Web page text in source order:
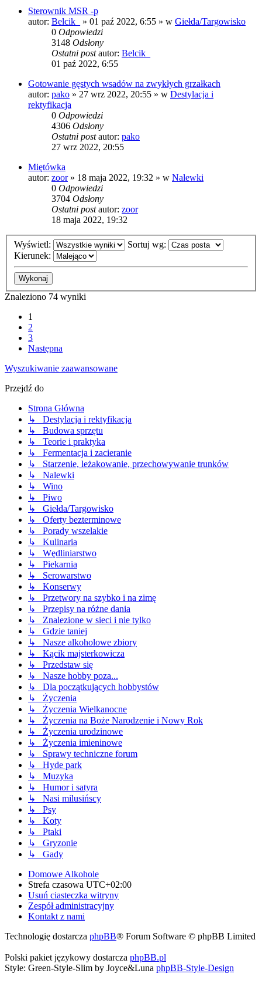
Sterownik MSR -p
autor: Belcik_ » 01 paź 2022, 6:55 » w Giełda/Targowisko
0 Odpowiedzi
3148 Odsłony
Ostatni postautor: Belcik_
01 paź 2022, 6:55
Gotowanie gęstych wsadów na zwykłych grzałkach
autor: pako » 27 wrz 2022, 20:55 » w Destylacja i
rektyfikacja
0 Odpowiedzi
4306 Odsłony
Ostatni postautor: pako
27 wrz 2022, 20:55
Miętówka
autor: zoor» 18 maja 2022, 19:32 » w Nalewki
0 Odpowiedzi
3704 Odsłony
Ostatni postautor: zoor
18 maja 2022, 19:32
Wyświetl:
Sortuj wg:
Kierunek:
Znaleziono 74 wyniki
1
2
3
Następna
Wyszukiwanie zaawansowane
Przejdź do
Strona Główna
↳ Destylacja i rektyfikacja
↳ Budowa sprzętu
↳ Teorie i praktyka
↳ Fermentacja i zacieranie
↳ Starzenie, leżakowanie, przechowywanie trunków
↳ Nalewki
↳ Wino
↳ Piwo
↳ Giełda/Targowisko
↳ Oferty bezterminowe
↳ Porady wszelakie
↳ Kulinaria
↳ Wędliniarstwo
↳ Piekarnia
↳ Serowarstwo
↳ Konserwy
↳ Przetwory na szybko i na zimę
↳ Przepisy na różne dania
↳ Znalezione w sieci i nie tylko
↳ Gdzie taniej
↳ Nasze alkoholowe zbiory
↳ Kącik majsterkowicza
↳ Przedstaw się
↳ Nasze hobby poza...
↳ Dla początkujących hobbystów
↳ Życzenia
↳ Życzenia Wielkanocne
↳ Życzenia na Boże Narodzenie i Nowy Rok
↳ Życzenia urodzinowe
↳ Życzenia imieninowe
↳ Sprawy techniczne forum
↳ Hyde park
↳ Muzyka
↳ Humor i satyra
↳ Nasi milusińscy
↳ Psy
↳ Koty
↳ Ptaki
↳ Gryzonie
↳ Gady
Domowe Alkohole
Strefa czasowa UTC+02:00
Usuń ciasteczka witryny
Zespół administracyjny
Kontakt z nami
Technologię dostarcza phpBB® Forum Software © phpBB Limited
Polski pakiet językowy dostarcza phpBB.pl
Style: Green-Style-Slim by Joyce&Luna phpBB-Style-Design